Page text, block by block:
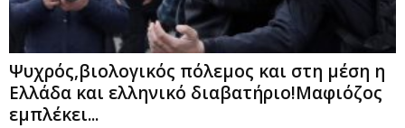
Ψυχρός,βιολογικός πόλεμος και στη μέση η
Ελλάδα και ελληνικό διαβατήριο!Mαφιόζος
εμπλέκει...